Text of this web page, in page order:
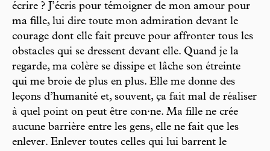
écrire ? J’écris pour témoigner de mon amour pour
ma fille, lui dire toute mon admiration devant le
courage dont elle fait preuve pour affronter tous les
obstacles qui se dressent devant elle. Quand je la
regarde, ma colère se dissipe et lâche son étreinte
qui me broie de plus en plus. Elle me donne des
leçons d’humanité et, souvent, ça fait mal de réaliser
à quel point on peut être con·ne. Ma fille ne crée
aucune barrière entre les gens, elle ne fait que les
enlever. Enlever toutes celles qui lui barrent le